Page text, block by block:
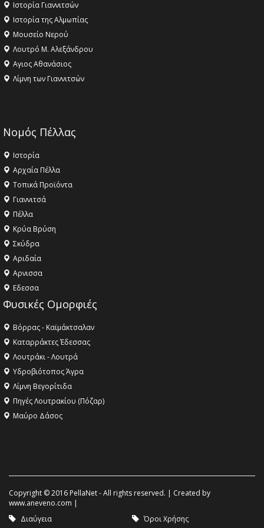
Ιστορία Γιαννιτσών
Ιστορία της Αλμωπίας
Μουσείο Νερού
Λουτρό Μ. Αλεξάνδρου
Αγιος Αθανάσιος
Λίμνη των Γιαννιτσών
Νομός Πέλλας
Ιστορία
Αρχαία Πέλλα
Τοπικά Προϊόντα
Γιαννιτσά
Πέλλα
Κρύα Βρύση
Σκύδρα
Αριδαία
Aρνισσα
Eδεσσα
Φυσικές Ομορφιές
Βόρρας - Καϊμάκτσαλαν
Καταρράκτες Έδεσσας
Λουτράκι - Λουτρά
Υδροβιότοπος Άγρα
Λίμνη Βεγορίτιδα
Πηγές Λουτρακίου (Πόζαρ)
Μαύρο Δάσος
Copyright © 2016 PellaNet - All rights reserved. | Created by
www.aneveno.com |
Διαύγεια
Όροι Χρήσης